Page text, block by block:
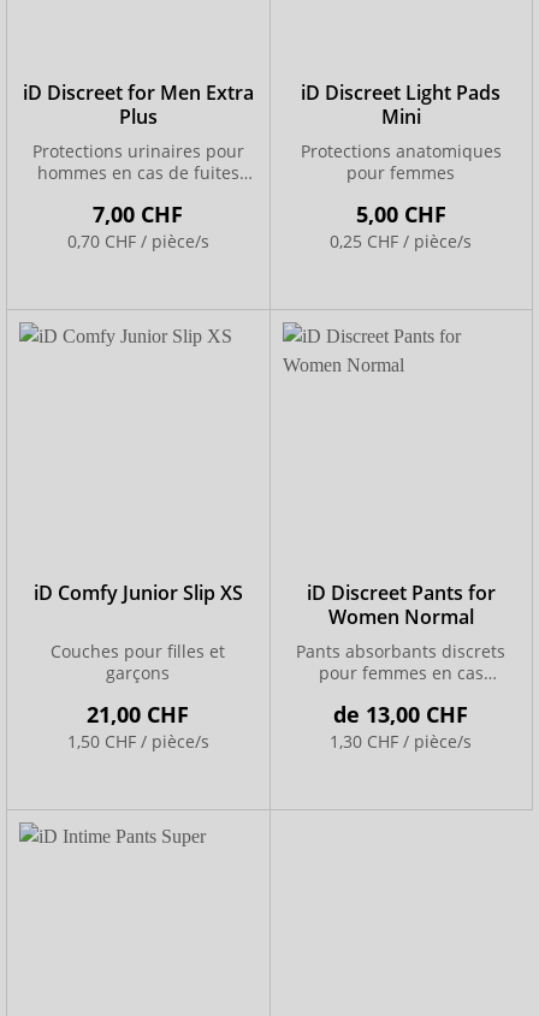
iD Discreet for Men Extra
Plus
Protections urinaires pour
hommes en cas de fuites
7,00 CHF
0,70 CHF / pièce/s
iD Discreet Light Pads
Mini
Protections anatomiques
pour femmes
5,00 CHF
0,25 CHF / pièce/s
iD Comfy Junior Slip XS
Couches pour filles et
garçons
21,00 CHF
1,50 CHF / pièce/s
iD Discreet Pants for
Women Normal
Pants absorbants discrets
pour femmes en cas
de 13,00 CHF
1,30 CHF / pièce/s